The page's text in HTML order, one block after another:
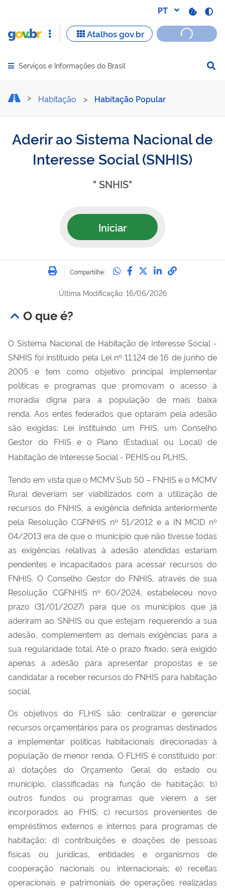
Abrir menu principal de navegação
Serviços e Informações do Brasil
Aderir ao Sistema
Habitação > Habitação Popular
Aderir ao Sistema Nacional de
Interesse Social (SNHIS)
" SNHIS"
Iniciar
Imprimir
Compartilhe: Compartilhe no
Compartilhe no
Compartilhe no
Compartilhe
Última Modificação: 16/06/2026
O que é?
O Sistema Nacional de Habitação de Interesse Social -
SNHIS foi instituído pela Lei nº 11.124 de 16 de junho de
2005 e tem como objetivo principal implementar
políticas e programas que promovam o acesso à
moradia digna para a população de mais baixa
renda. Aos entes federados que optaram pela adesão
são exigidas: Lei instituindo um FHIS, um Conselho
Gestor do FHIS e o Plano (Estadual ou Local) de
Habitação de Interesse Social - PEHIS ou PLHIS.
Tendo em vista que o MCMV Sub 50 – FNHIS e o MCMV
Rural deveriam ser viabilizados com a utilização de
recursos do FNHIS, a exigência definida anteriormente
pela Resolução CGFNHIS nº 51/2012 e a IN MCID nº
04/2013 era de que o município que não tivesse todas
as exigências relativas à adesão atendidas estariam
pendentes e incapacitados para acessar recursos do
FNHIS. O Conselho Gestor do FNHIS, através de sua
Resolução CGFNHIS nº 60/2024, estabeleceu novo
prazo (31/01/2027) para que os municípios que já
aderiram ao SNHIS ou que estejam requerendo a sua
adesão, complementem as demais exigências para a
sua regularidade total. Até o prazo fixado, será exigido
apenas a adesão para apresentar propostas e se
candidatar a receber recursos do FNHIS para habitação
social.
Os objetivos do FLHIS são: centralizar e gerenciar
recursos orçamentários para os programas destinados
a implementar políticas habitacionais direcionadas à
população de menor renda. O FLHIS é constituído por:
a) dotações do Orçamento Geral do estado ou
município, classificadas na função de habitação; b)
outros fundos ou programas que vierem a ser
incorporados ao FHIS; c) recursos provenientes de
empréstimos externos e internos para programas de
habitação; d) contribuições e doações de pessoas
físicas ou jurídicas, entidades e organismos de
cooperação nacionais ou internacionais; e) receitas
operacionais e patrimoniais de operações realizadas